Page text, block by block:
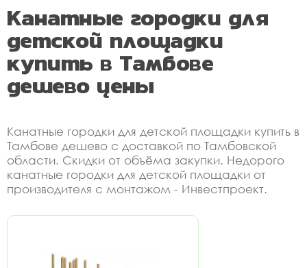
Канатные городки для
детской площадки
купить в Тамбове
дешево цены
Канатные городки для детской площадки купить в
Тамбове дешево с доставкой по Тамбовской
области. Скидки от объёма закупки. Недорого
канатные городки для детской площадки от
производителя с монтажом - Инвестпроект.